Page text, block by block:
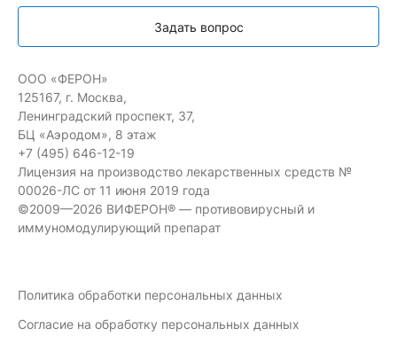
Задать вопрос
ООО «ФЕРОН»
125167, г. Москва,
Ленинградский проспект, 37,
БЦ «Аэродом», 8 этаж
+7 (495) 646-12-19
Лицензия на производство лекарственных средств №
00026-ЛС от 11 июня 2019 года
©2009—2026 ВИФЕРОН® — противовирусный и
иммуномодулирующий препарат
Политика обработки персональных данных
Согласие на обработку персональных данных